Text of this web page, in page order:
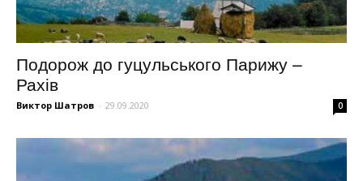
Подорож до гуцульського Парижу –
Рахів
Виктор Шатров - 29.09.2020 0